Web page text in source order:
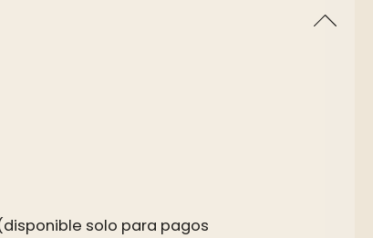
solo para pagos